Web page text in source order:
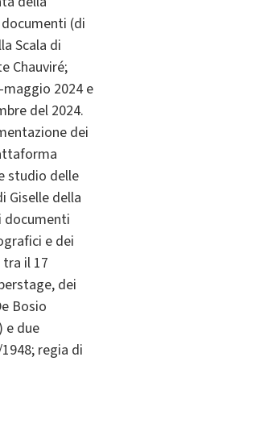
(di
Scala di
Chauviré;
2024 e
del 2024.
dei
studio delle
Giselle della
documenti
e dei
il 17
dei
Bosio
e due
regia di